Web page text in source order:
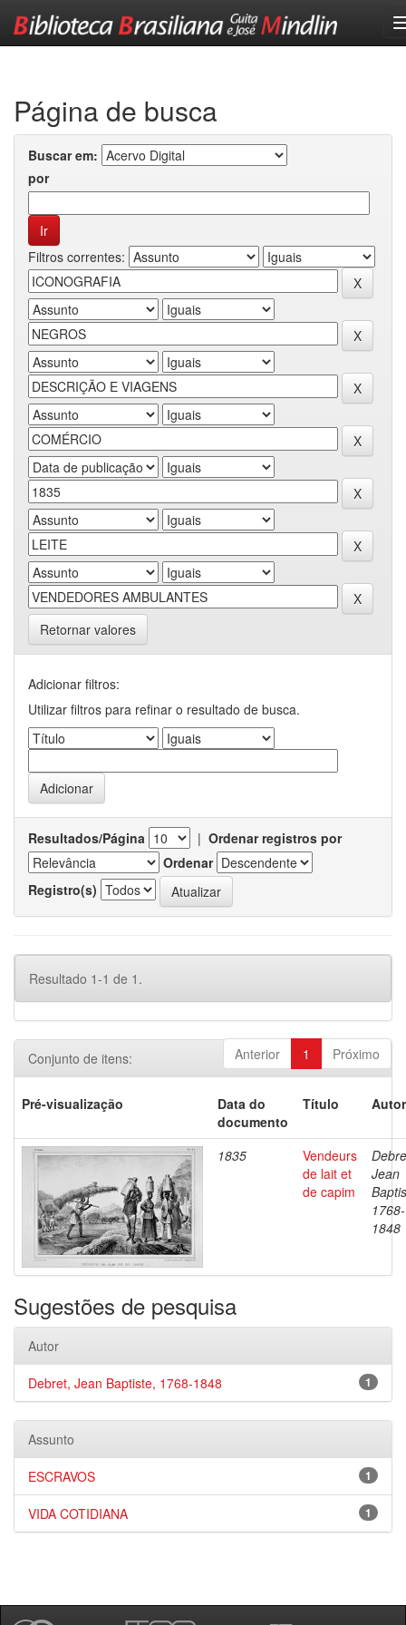
Página de busca
Buscar em:
por
Filtros correntes:
Retornar valores
Adicionar filtros:
Utilizar filtros para refinar o resultado de busca.
Resultados/Página | Ordenar registros por
Ordenar
Registro(s)
Resultado 1-1 de 1.
Anterior 1 Próximo
Conjunto de itens:
Pré-visualização
Data do
documento
Título
1835
Vendeurs
de lait et
de capim
Jean
1768-
1848
Sugestões de pesquisa
Autor
1
Debret, Jean Baptiste, 1768-1848
Assunto
1
ESCRAVOS
1
VIDA COTIDIANA